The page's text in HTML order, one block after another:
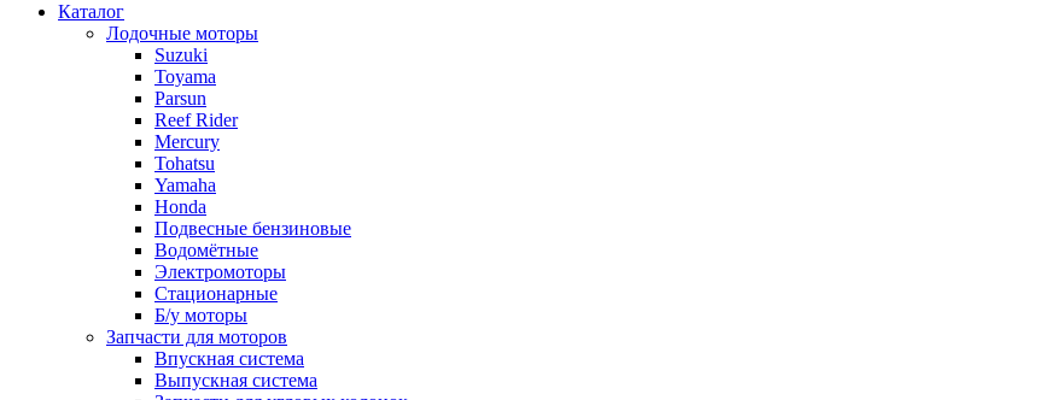
Каталог
Лодочные моторы
Suzuki
Toyama
Parsun
Reef Rider
Mercury
Tohatsu
Yamaha
Honda
Подвесные бензиновые
Водомётные
Электромоторы
Стационарные
Б/у моторы
Запчасти для моторов
Впускная система
Выпускная система